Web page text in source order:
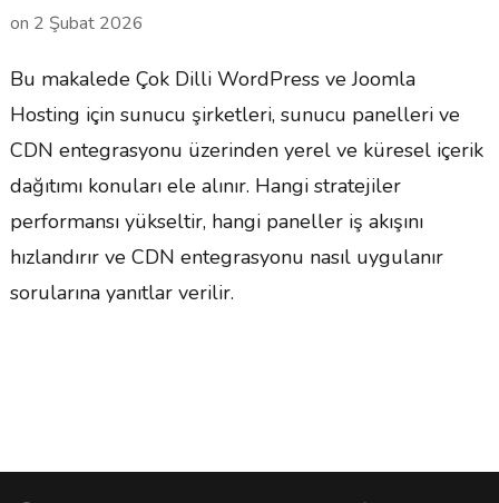
on 2 Şubat 2026
Bu makalede Çok Dilli WordPress ve Joomla
Hosting için sunucu şirketleri, sunucu panelleri ve
CDN entegrasyonu üzerinden yerel ve küresel içerik
dağıtımı konuları ele alınır. Hangi stratejiler
performansı yükseltir, hangi paneller iş akışını
hızlandırır ve CDN entegrasyonu nasıl uygulanır
sorularına yanıtlar verilir.